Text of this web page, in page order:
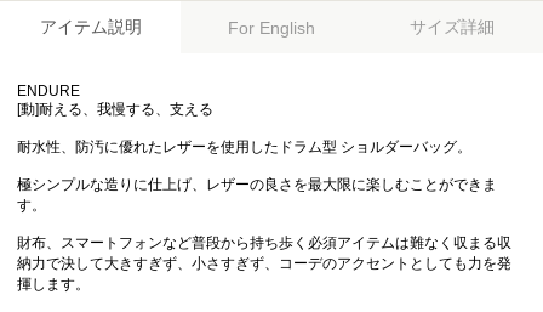
アイテム説明 For English サイズ詳細
ENDURE
[動]耐える、我慢する、支える
耐水性、防汚に優れたレザーを使用したドラム型 ショルダーバッグ。
極シンプルな造りに仕上げ、レザーの良さを最大限に楽しむことができま
す。
財布、スマートフォンなど普段から持ち歩く必須アイテムは難なく収まる収
納力で決して大きすぎず、小さすぎず、コーデのアクセントとしても力を発
揮します。